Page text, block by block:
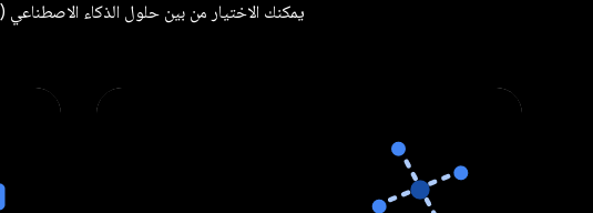
يمكنك الاختيار من بين حلول الذكاء الاصطناعي (AI) والتعلم الآلي (ML) المتطوّرة من Google لتزويد مستخدمي تطبيق Android بتجربة رائعة.